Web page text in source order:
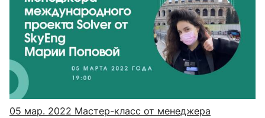
05 мар. 2022 Мастер-класс от менеджера